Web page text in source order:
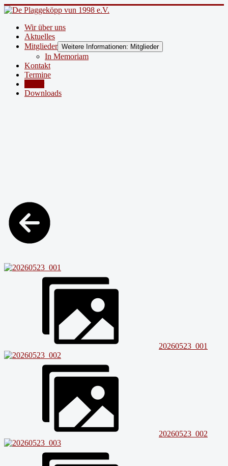
Wir über uns
Aktuelles
Mitglieder Weitere Informationen: Mitglieder
In Memoriam
Kontakt
Termine
Downloads
20260523_001
20260523_002